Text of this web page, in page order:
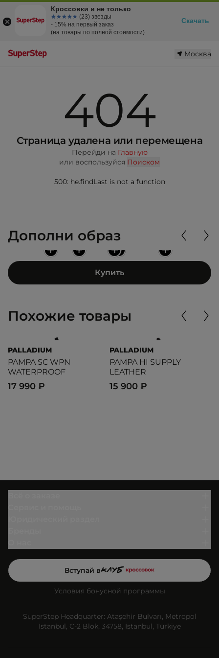
Москва
404
Страница удалена или перемещена
Перейди на Главную
или воспользуйся Поиском
500: he.findLast is not a function
Дополни образ
+
+
+ + +
Купить
Похожие товары
PALLADIUM
PAMPA SC WPN
WATERPROOF
17 990 ₽
PALLADIUM
PAMPA HI SUPPLY
LEATHER
15 900 ₽
Вступай в
Условия бонусной программы
SuperStep Headquarter: Ataşehir Bulvarı, Metropol
İstanbul, C-2 Blok, 34758, İstanbul, Türkiye
Кроссовки и не только
☆☆☆☆☆
★★★★★ (23) звезды
- 15% на первый заказ
(на товары по полной стоимости)
Скачать